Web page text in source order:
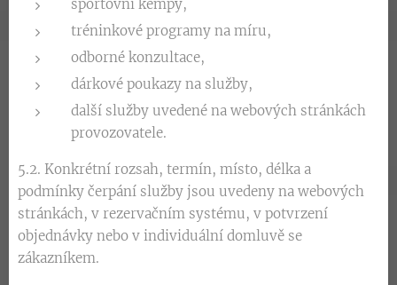
sportovní kempy,
tréninkové programy na míru,
odborné konzultace,
dárkové poukazy na služby,
další služby uvedené na webových stránkách
provozovatele.
5.2. Konkrétní rozsah, termín, místo, délka a
podmínky čerpání služby jsou uvedeny na webových
stránkách, v rezervačním systému, v potvrzení
objednávky nebo v individuální domluvě se
zákazníkem.